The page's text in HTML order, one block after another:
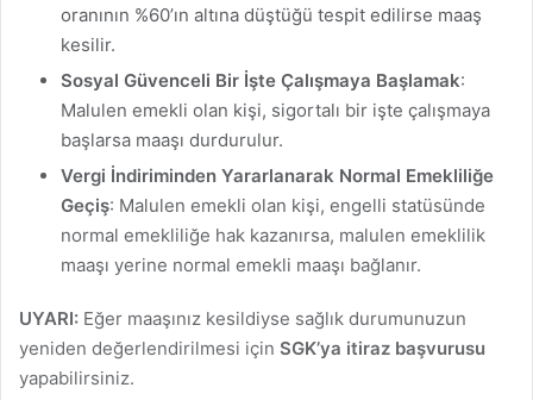
oranının %60’ın altına düştüğü tespit edilirse maaş
kesilir.
Sosyal Güvenceli Bir İşte Çalışmaya Başlamak:
Malulen emekli olan kişi, sigortalı bir işte çalışmaya
başlarsa maaşı durdurulur.
Vergi İndiriminden Yararlanarak Normal Emekliliğe
Geçiş: Malulen emekli olan kişi, engelli statüsünde
normal emekliliğe hak kazanırsa, malulen emeklilik
maaşı yerine normal emekli maaşı bağlanır.
UYARI: Eğer maaşınız kesildiyse sağlık durumunuzun
yeniden değerlendirilmesi için SGK’ya itiraz başvurusu
yapabilirsiniz.